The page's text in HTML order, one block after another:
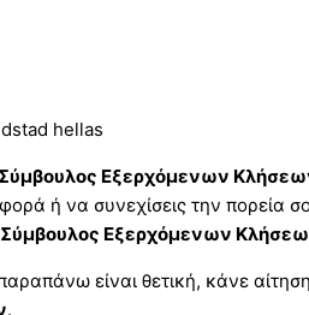
hellas
Σύμβουλος Εξερχόμενων
ή να συνεχίσεις την πορεία
Σύμβουλος Εξερχόμενων
είναι θετική, κάνε
.